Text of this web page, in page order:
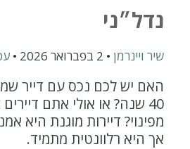
נדל״ני
שיר ויינרמן • 2 בפברואר 2026 •
האם יש לכם נכס עם דייר
40 שנה? או אולי אתם
מפינוי? דיירות מוגנת היא
אך היא רלוונטית מתמיד.